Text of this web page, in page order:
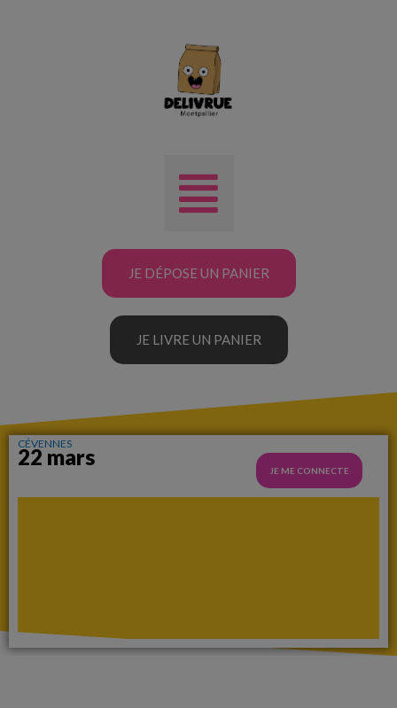
JE DÉPOSE UN PANIER
JE LIVRE UN PANIER
CÉVENNES
22 mars
JE ME CONNECTE